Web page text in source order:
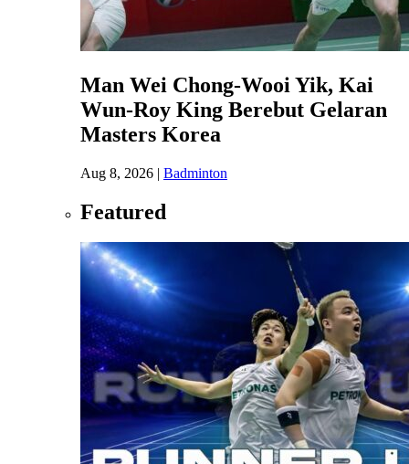
Man Wei Chong-Wooi Yik, Kai
Wun-Roy King Berebut Gelaran
Masters Korea
Aug 8, 2026 | Badminton
Featured